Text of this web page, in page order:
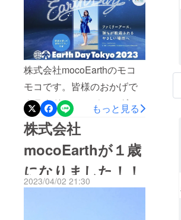
e_c_msg_mypage_projects
_open「誰でも食堂ご予約
フォーム」
https://forms.gle/T9CqAYcCq
y5TEsFD9
果なのか、仕事の依頼や地
域開催ができるようになっ
てきました。また、私達の
活動を見て一緒に活動した
い子や、ゴミ拾いをして
る！というメールが届いた
り、ただただ嬉しい限りで
す。そういう子たちが一緒
にできるように、現在コ
ミュニティーも作れるよう
に考えています。「私の行
いは大河の一滴に過ぎな
んなら雨降る時間早くなっ
てきてる！！と・・・焦る
私。水曜日には「延期」を
決定しました。 ここから
が想定外の動きが始まりま
す・・・。なんと・・・日
程の予備日を予約しなかっ
たから！！！！しかし、私
には「絶対にできる！」と
いう自信が湧き上がりまし
た。平塚ビーチパークさん
のおかげで開催日をずらす
株式会社mocoEarthのモコ
モコです。皆様のおかげで
クラウドファンディング達
成しました！！心よりお礼
申し上げます。今回のクラ
ウドファンディングでは
「想いのバトンリレー」と
いうような、人が人を繋い
もっと見る
株式会社
mocoEarthが１歳
になりました！！
2023/04/02 21:30